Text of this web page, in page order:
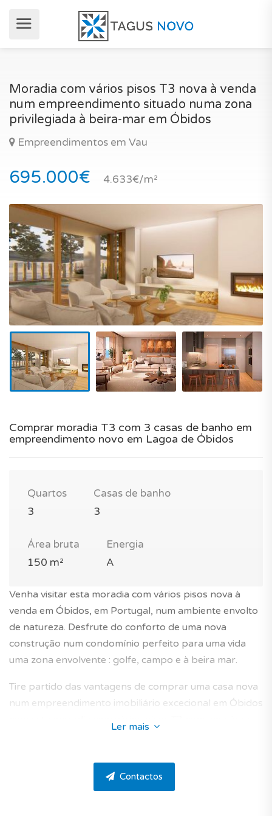
Moradia com vários pisos T3 nova à venda
num empreendimento situado numa zona
privilegiada à beira-mar em Óbidos
Empreendimentos em Vau
695.000€ 4.633€/m²
Comprar moradia T3 com 3 casas de banho em
empreendimento novo em Lagoa de Óbidos
Quartos
3
Casas de banho
3
Área bruta
150 m²
Energia
A
Venha visitar esta moradia com vários pisos nova à
venda em Óbidos, em Portugal, num ambiente envolto
de natureza. Desfrute do conforto de uma nova
construção num condomínio perfeito para uma vida
uma zona envolvente : golfe, campo e à beira mar.
Tire partido das vantagens de comprar uma casa nova
num empreendimento imobiliário excecional em Óbidos
Fica situada numa zona geográfica apelativa num
condomínio de alto padrão com piscina e jardim, no
Ler mais
Contactos